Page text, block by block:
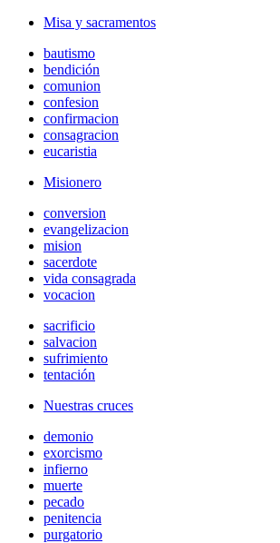
Misa y sacramentos
bautismo
bendición
comunion
confesion
confirmacion
consagracion
eucaristia
Misionero
conversion
evangelizacion
mision
sacerdote
vida consagrada
vocacion
sacrificio
salvacion
sufrimiento
tentación
Nuestras cruces
demonio
exorcismo
infierno
muerte
pecado
penitencia
purgatorio